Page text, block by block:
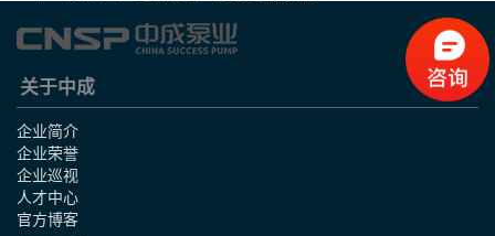
关于中成
企业简介
企业荣誉
企业巡视
人才中心
官方博客